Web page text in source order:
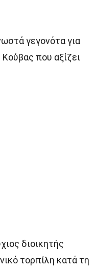
γεγονότα για
που αξίζει
διοικητής
τορπίλη κατά τη